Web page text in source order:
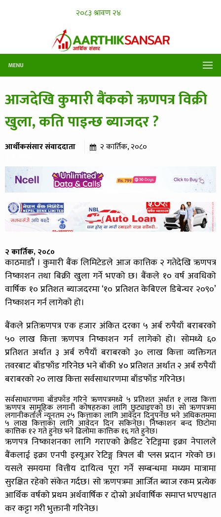
MENU
आजदेखि कुमारी बैंकको ऋणपत्र विक्री
खुला, कति पाइन्छ ब्याजदर ?
आर्थीकसंसार संवाददाता २ कार्तिक, २०८०
२ कार्तिक, २०८०
काठमाडौं । कुमारी बैंक लिमिटेडले आज कात्तिक २ गतेदेखि ऋणपत्र
निष्काशन तथा बिक्री खुला गर्ने भएको छ। बैंकले १० वर्ष अवधिको
वार्षिक १० प्रतिशत ब्याजदरमा ‘१० प्रतिशत केबिएल डिबेन्चर २०९०’
निष्काशन गर्न लागेको हो।
बैंकले प्रतिऋणपत्र एक हजार अंकित दरका ५ अर्ब रुपैयाँ बराबरको
५० लाख कित्ता ऋणपत्र निष्काशन गर्न लागेको हो। सोमध्ये ६०
प्रतिशत अर्थात ३ अर्ब रुपैयाँ बराबरको ३० लाख कित्ता व्यक्तिगत
तवरबाट बाँडफाँड गरिनेछ भने बाँकी ४० प्रतिशत अर्थात २ अर्ब रुपैयाँ
बराबरको २० लाख कित्ता सर्वसाधारणमा बाँडफाँड गरिनेछ।
सर्वसाधारणमा बाँडफाँड गरिने ऋणपत्रमध्ये ५ प्रतिशत अर्थात १ लाख कित्ता
ऋणपत्र सामूहिक लगानी कोषहरुका लागि छुट्याइएको छ। सो ऋणपत्रमा
लगानीकर्ताले न्यूनतम २५ कित्ताका लागि आवेदन दिनुपर्नेछ भने अधिकतममा
५ लाख कित्ताका लागि आवेदन दिन सकिनेछ। निष्काशन बन्द छिटोमा
कात्तिक १२ गते हुनेछ भने ढिलोमा कात्तिक १६ गते हुनेछ।
ऋणपत्र निष्काशनका लागि गराएको क्रेडिट रेटिङ्गमा इक्रा नेपालले
बैंकलाई इक्रा एनपी इस्यूअर रेटिङ्ग त्रिपल बी प्लस प्रदान गरेको छ।
यसले समयमा वित्तीय दायित्व पूरा गर्ने सम्बन्धमा मध्यम मात्रामा
सुरक्षित रहेको संकेत गर्दछ। सो ऋणपत्रमा आर्जित ब्याज रकम प्रत्येक
आर्थिक वर्षको प्रथम अर्थवार्षिक र दोस्रो अर्धवार्षिक समाप्त भएपश्चात
कर कट्टा गरी भुक्तानी गरिनेछ।